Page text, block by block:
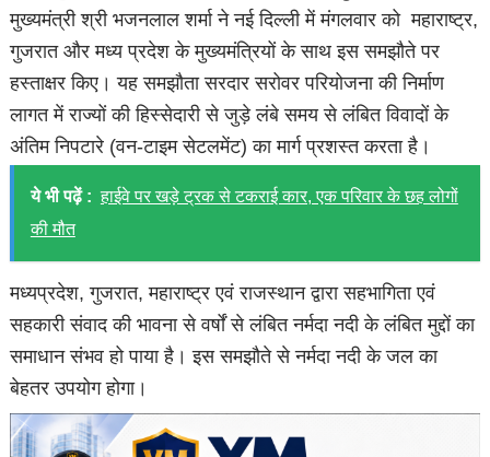
मुख्यमंत्री श्री भजनलाल शर्मा ने नई दिल्ली में मंगलवार को महाराष्ट्र,
गुजरात और मध्य प्रदेश के मुख्यमंत्रियों के साथ इस समझौते पर
हस्ताक्षर किए। यह समझौता सरदार सरोवर परियोजना की निर्माण
लागत में राज्यों की हिस्सेदारी से जुड़े लंबे समय से लंबित विवादों के
अंतिम निपटारे (वन-टाइम सेटलमेंट) का मार्ग प्रशस्त करता है।
ये भी पढ़ें : हाईवे पर खड़े ट्रक से टकराई कार, एक परिवार के छह लोगों
की मौत
मध्यप्रदेश, गुजरात, महाराष्ट्र एवं राजस्थान द्वारा सहभागिता एवं
सहकारी संवाद की भावना से वर्षों से लंबित नर्मदा नदी के लंबित मुद्दों का
समाधान संभव हो पाया है। इस समझौते से नर्मदा नदी के जल का
बेहतर उपयोग होगा।